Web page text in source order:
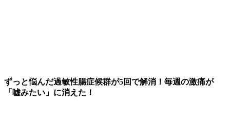
ずっと悩んだ過敏性腸症候群が5回で解消！毎週の激痛が
「嘘みたい」に消えた！